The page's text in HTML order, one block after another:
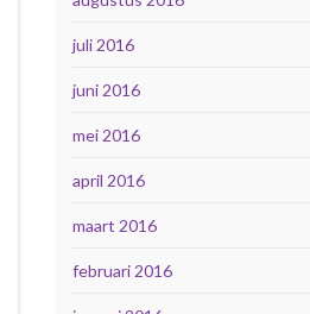
juli 2016
juni 2016
mei 2016
april 2016
maart 2016
februari 2016